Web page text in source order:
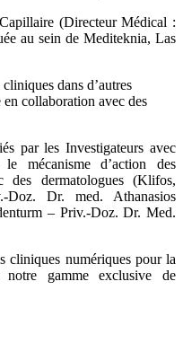
(Directeur Médical :
au sein de Mediteknia, Las
dans d’autres
collaboration avec des
par les Investigateurs avec
mécanisme d’action des
des dermatologues (Klifos,
Dr. med. Athanasios
– Priv.-Doz. Dr. Med.
cliniques numériques pour la
gamme exclusive de